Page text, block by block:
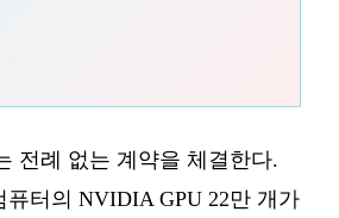
전례 없는 계약을 체결한다.
퓨터의 NVIDIA GPU 22만 개가